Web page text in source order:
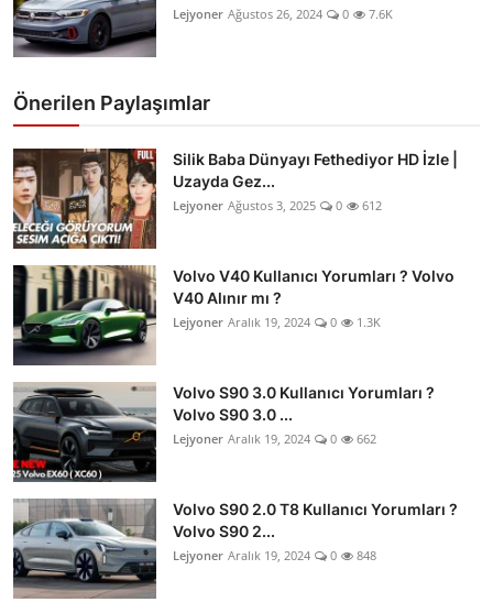
Lejyoner Ağustos 26, 2024 0 7.6K
Önerilen Paylaşımlar
Silik Baba Dünyayı Fethediyor HD İzle |
Uzayda Gez...
Lejyoner Ağustos 3, 2025 0 612
Volvo V40 Kullanıcı Yorumları ? Volvo
V40 Alınır mı ?
Lejyoner Aralık 19, 2024 0 1.3K
Volvo S90 3.0 Kullanıcı Yorumları ?
Volvo S90 3.0 ...
Lejyoner Aralık 19, 2024 0 662
Volvo S90 2.0 T8 Kullanıcı Yorumları ?
Volvo S90 2...
Lejyoner Aralık 19, 2024 0 848